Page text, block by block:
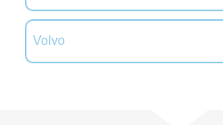
Volvo